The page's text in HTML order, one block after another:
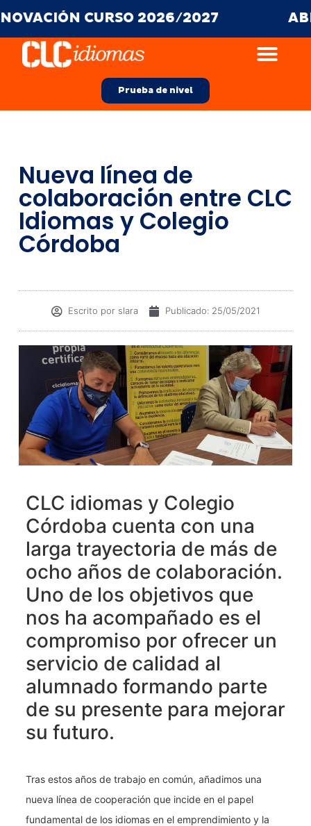
CURSO 2026/2027
Prueba de nivel
Nueva línea de
colaboración entre CLC
Idiomas y Colegio
Córdoba
Escrito porslara Publicado: 25/05/2021
CLC idiomas y Colegio
Córdoba cuenta con una
larga trayectoria de más de
ocho años de colaboración.
Uno de los objetivos que
nos ha acompañado es el
compromiso por ofrecer un
servicio de calidad al
alumnado formando parte
de su presente para mejorar
su futuro.
Tras estos años de trabajo en común, añadimos una
nueva línea de cooperación que incide en el papel
fundamental de los idiomas en el emprendimiento y la